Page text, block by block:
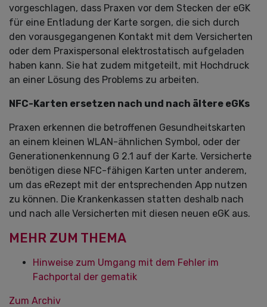
vorgeschlagen, dass Praxen vor dem Stecken der eGK
für eine Entladung der Karte sorgen, die sich durch
den vorausgegangenen Kontakt mit dem Versicherten
oder dem Praxispersonal elektrostatisch aufgeladen
haben kann. Sie hat zudem mitgeteilt, mit Hochdruck
an einer Lösung des Problems zu arbeiten.
NFC-Karten ersetzen nach und nach ältere eGKs
Praxen erkennen die betroffenen Gesundheitskarten
an einem kleinen WLAN-ähnlichen Symbol, oder der
Generationenkennung G 2.1 auf der Karte. Versicherte
benötigen diese NFC-fähigen Karten unter anderem,
um das eRezept mit der entsprechenden App nutzen
zu können. Die Krankenkassen statten deshalb nach
und nach alle Versicherten mit diesen neuen eGK aus.
MEHR ZUM THEMA
Hinweise zum Umgang mit dem Fehler im
Fachportal der gematik
Zum Archiv